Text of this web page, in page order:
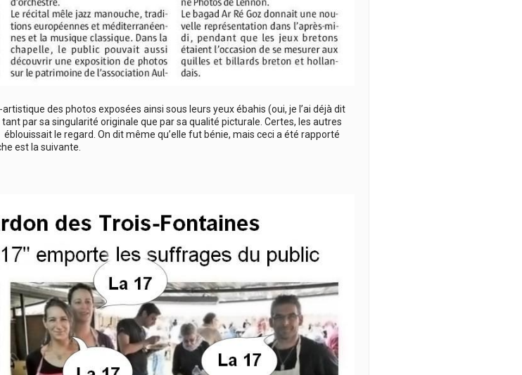
des photos exposées ainsi sous leurs yeux ébahis (oui, je l’ai déjà dit
par sa singularité originale que par sa qualité picturale. Certes, les autres
éblouissait le regard. On dit même qu’elle fut bénie, mais ceci a été rapporté
est la suivante.